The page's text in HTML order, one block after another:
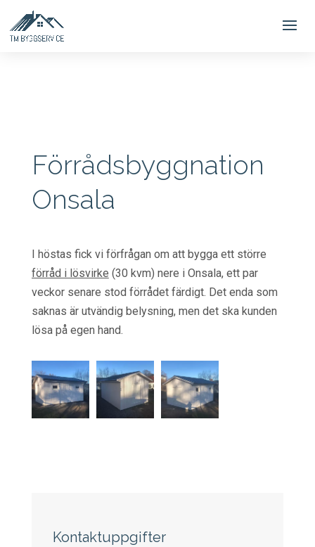
Förrådsbyggnation
Onsala
I höstas fick vi förfrågan om att bygga ett större
förråd i lösvirke (30 kvm) nere i Onsala, ett par
veckor senare stod förrådet färdigt. Det enda som
saknas är utvändig belysning, men det ska kunden
lösa på egen hand.
Kontaktuppgifter